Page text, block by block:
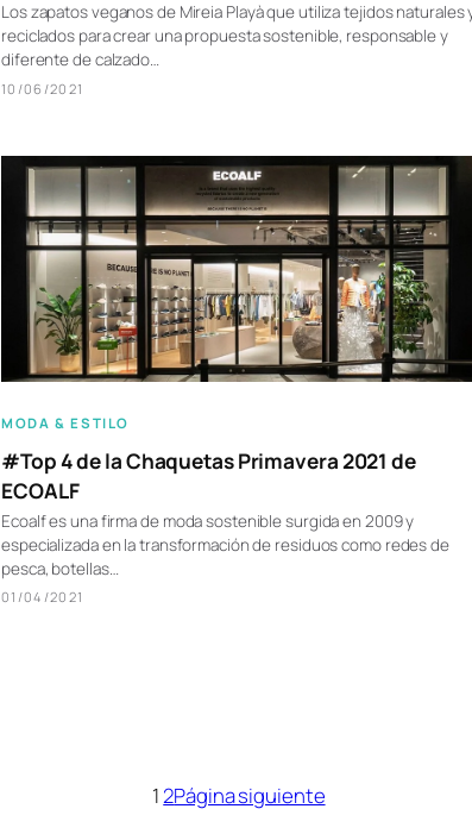
Los zapatos veganos de Mireia Playà que utiliza tejidos naturales
reciclados para crear una propuesta sostenible, responsable y
diferente de calzado…
10/06/2021
MODA & ESTILO
#Top 4 de la Chaquetas Primavera 2021 de
ECOALF
Ecoalf es una firma de moda sostenible surgida en 2009 y
especializada en la transformación de residuos como redes de
pesca, botellas…
01/04/2021
12Página siguiente